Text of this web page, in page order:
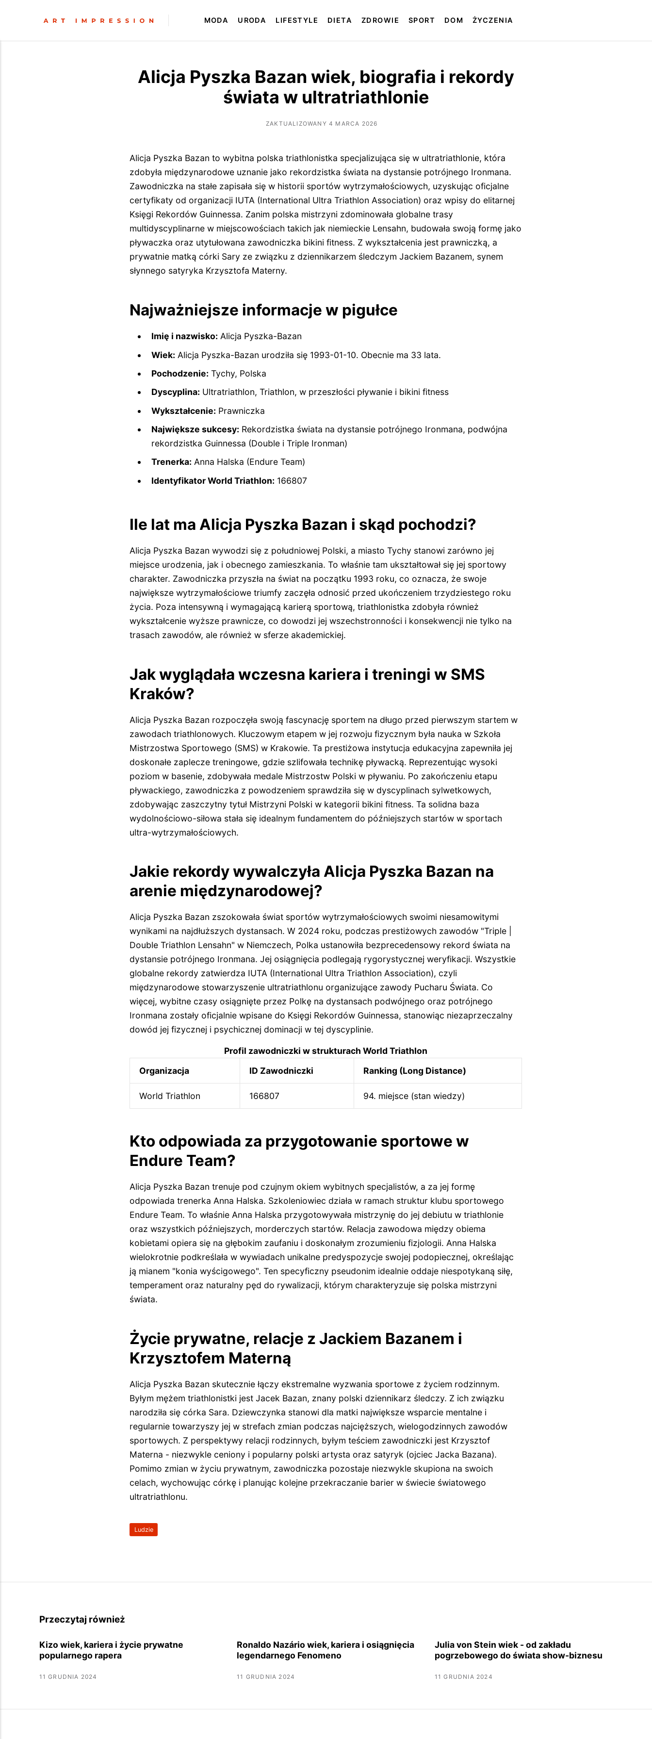
MODA URODA LIFESTYLE DIETA ZDROWIE SPORT DOM ŻYCZENIA
Alicja Pyszka Bazan wiek, biografia i rekordy
świata w ultratriathlonie
ZAKTUALIZOWANY 4 MARCA 2026
Alicja Pyszka Bazan to wybitna polska triathlonistka specjalizująca się w ultratriathlonie, która
zdobyła międzynarodowe uznanie jako rekordzistka świata na dystansie potrójnego Ironmana.
Zawodniczka na stałe zapisała się w historii sportów wytrzymałościowych, uzyskując oficjalne
certyfikaty od organizacji IUTA (International Ultra Triathlon Association) oraz wpisy do elitarnej
Księgi Rekordów Guinnessa. Zanim polska mistrzyni zdominowała globalne trasy
multidyscyplinarne w miejscowościach takich jak niemieckie Lensahn, budowała swoją formę jako
pływaczka oraz utytułowana zawodniczka bikini fitness. Z wykształcenia jest prawniczką, a
prywatnie matką córki Sary ze związku z dziennikarzem śledczym Jackiem Bazanem, synem
słynnego satyryka Krzysztofa Materny.
Najważniejsze informacje w pigułce
Imię i nazwisko: Alicja Pyszka-Bazan
Wiek: Alicja Pyszka-Bazan urodziła się 1993-01-10. Obecnie ma 33 lata.
Pochodzenie: Tychy, Polska
Dyscyplina: Ultratriathlon, Triathlon, w przeszłości pływanie i bikini fitness
Wykształcenie: Prawniczka
Największe sukcesy: Rekordzistka świata na dystansie potrójnego Ironmana, podwójna
rekordzistka Guinnessa (Double i Triple Ironman)
Trenerka: Anna Halska (Endure Team)
Identyfikator World Triathlon: 166807
Ile lat ma Alicja Pyszka Bazan i skąd pochodzi?
Alicja Pyszka Bazan wywodzi się z południowej Polski, a miasto Tychy stanowi zarówno jej
miejsce urodzenia, jak i obecnego zamieszkania. To właśnie tam ukształtował się jej sportowy
charakter. Zawodniczka przyszła na świat na początku 1993 roku, co oznacza, że swoje
największe wytrzymałościowe triumfy zaczęła odnosić przed ukończeniem trzydziestego roku
życia. Poza intensywną i wymagającą karierą sportową, triathlonistka zdobyła również
wykształcenie wyższe prawnicze, co dowodzi jej wszechstronności i konsekwencji nie tylko na
trasach zawodów, ale również w sferze akademickiej.
Jak wyglądała wczesna kariera i treningi w SMS
Kraków?
Alicja Pyszka Bazan rozpoczęła swoją fascynację sportem na długo przed pierwszym startem w
zawodach triathlonowych. Kluczowym etapem w jej rozwoju fizycznym była nauka w Szkoła
Mistrzostwa Sportowego (SMS) w Krakowie. Ta prestiżowa instytucja edukacyjna zapewniła jej
doskonałe zaplecze treningowe, gdzie szlifowała technikę pływacką. Reprezentując wysoki
poziom w basenie, zdobywała medale Mistrzostw Polski w pływaniu. Po zakończeniu etapu
pływackiego, zawodniczka z powodzeniem sprawdziła się w dyscyplinach sylwetkowych,
zdobywając zaszczytny tytuł Mistrzyni Polski w kategorii bikini fitness. Ta solidna baza
wydolnościowo-siłowa stała się idealnym fundamentem do późniejszych startów w sportach
ultra-wytrzymałościowych.
Jakie rekordy wywalczyła Alicja Pyszka Bazan na
arenie międzynarodowej?
Alicja Pyszka Bazan zszokowała świat sportów wytrzymałościowych swoimi niesamowitymi
wynikami na najdłuższych dystansach. W 2024 roku, podczas prestiżowych zawodów "Triple |
Double Triathlon Lensahn" w Niemczech, Polka ustanowiła bezprecedensowy rekord świata na
dystansie potrójnego Ironmana. Jej osiągnięcia podlegają rygorystycznej weryfikacji. Wszystkie
globalne rekordy zatwierdza IUTA (International Ultra Triathlon Association), czyli
międzynarodowe stowarzyszenie ultratriathlonu organizujące zawody Pucharu Świata. Co
więcej, wybitne czasy osiągnięte przez Polkę na dystansach podwójnego oraz potrójnego
Ironmana zostały oficjalnie wpisane do Księgi Rekordów Guinnessa, stanowiąc niezaprzeczalny
dowód jej fizycznej i psychicznej dominacji w tej dyscyplinie.
Profil zawodniczki w strukturach World Triathlon
Organizacja
ID Zawodniczki Ranking (Long Distance)
World Triathlon 166807 94. miejsce (stan wiedzy)
Kto odpowiada za przygotowanie sportowe w
Endure Team?
Alicja Pyszka Bazan trenuje pod czujnym okiem wybitnych specjalistów, a za jej formę
odpowiada trenerka Anna Halska. Szkoleniowiec działa w ramach struktur klubu sportowego
Endure Team. To właśnie Anna Halska przygotowywała mistrzynię do jej debiutu w triathlonie
oraz wszystkich późniejszych, morderczych startów. Relacja zawodowa między obiema
kobietami opiera się na głębokim zaufaniu i doskonałym zrozumieniu fizjologii. Anna Halska
wielokrotnie podkreślała w wywiadach unikalne predyspozycje swojej podopiecznej, określając
ją mianem "konia wyścigowego". Ten specyficzny pseudonim idealnie oddaje niespotykaną siłę,
temperament oraz naturalny pęd do rywalizacji, którym charakteryzuje się polska mistrzyni
świata.
Życie prywatne, relacje z Jackiem Bazanem i
Krzysztofem Materną
Alicja Pyszka Bazan skutecznie łączy ekstremalne wyzwania sportowe z życiem rodzinnym.
Byłym mężem triathlonistki jest Jacek Bazan, znany polski dziennikarz śledczy. Z ich związku
narodziła się córka Sara. Dziewczynka stanowi dla matki największe wsparcie mentalne i
regularnie towarzyszy jej w strefach zmian podczas najcięższych, wielogodzinnych zawodów
sportowych. Z perspektywy relacji rodzinnych, byłym teściem zawodniczki jest Krzysztof
Materna - niezwykle ceniony i popularny polski artysta oraz satyryk (ojciec Jacka Bazana).
Pomimo zmian w życiu prywatnym, zawodniczka pozostaje niezwykle skupiona na swoich
celach, wychowując córkę i planując kolejne przekraczanie barier w świecie światowego
ultratriathlonu.
Ludzie
Przeczytaj również
Kizo wiek, kariera i życie prywatne
popularnego rapera
11 GRUDNIA 2024
Ronaldo Nazário wiek, kariera i osiągnięcia
legendarnego Fenomeno
11 GRUDNIA 2024
Julia von Stein wiek - od zakładu
pogrzebowego do świata show-biznesu
11 GRUDNIA 2024